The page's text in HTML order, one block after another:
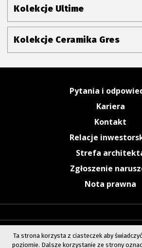
Kolekcje Ultime
Kolekcje Ceramika Gres
Pytania i
Kariera
Kontakt
Relacje
Strefa
Zgłoszenie
Nota prawna
Ta strona korzysta z ciasteczek aby
poziomie. Dalsze korzystanie ze strony